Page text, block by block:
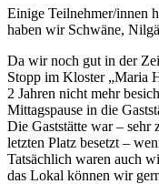
Einige Teilnehmer/innen
haben wir Schwäne,
Da wir noch gut in der
Stopp im Kloster „Maria
2 Jahren nicht mehr
Mittagspause in die
Die Gaststätte war – sehr
letzten Platz besetzt –
Tatsächlich waren auch
das Lokal können wir